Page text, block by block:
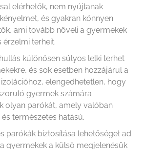
elérhetők, nem nyújtanak
és gyakran könnyen
ami tovább növeli a gyermekek
érzelmi terheit.
különösen súlyos lelki terhet
és sok esetben hozzájárul a
elengedhetetlen, hogy
gyermek számára
olyan parókát, amely valóban
természetes hatású.
parókák biztosítása lehetőséget ad
gyermekek a külső megjelenésük